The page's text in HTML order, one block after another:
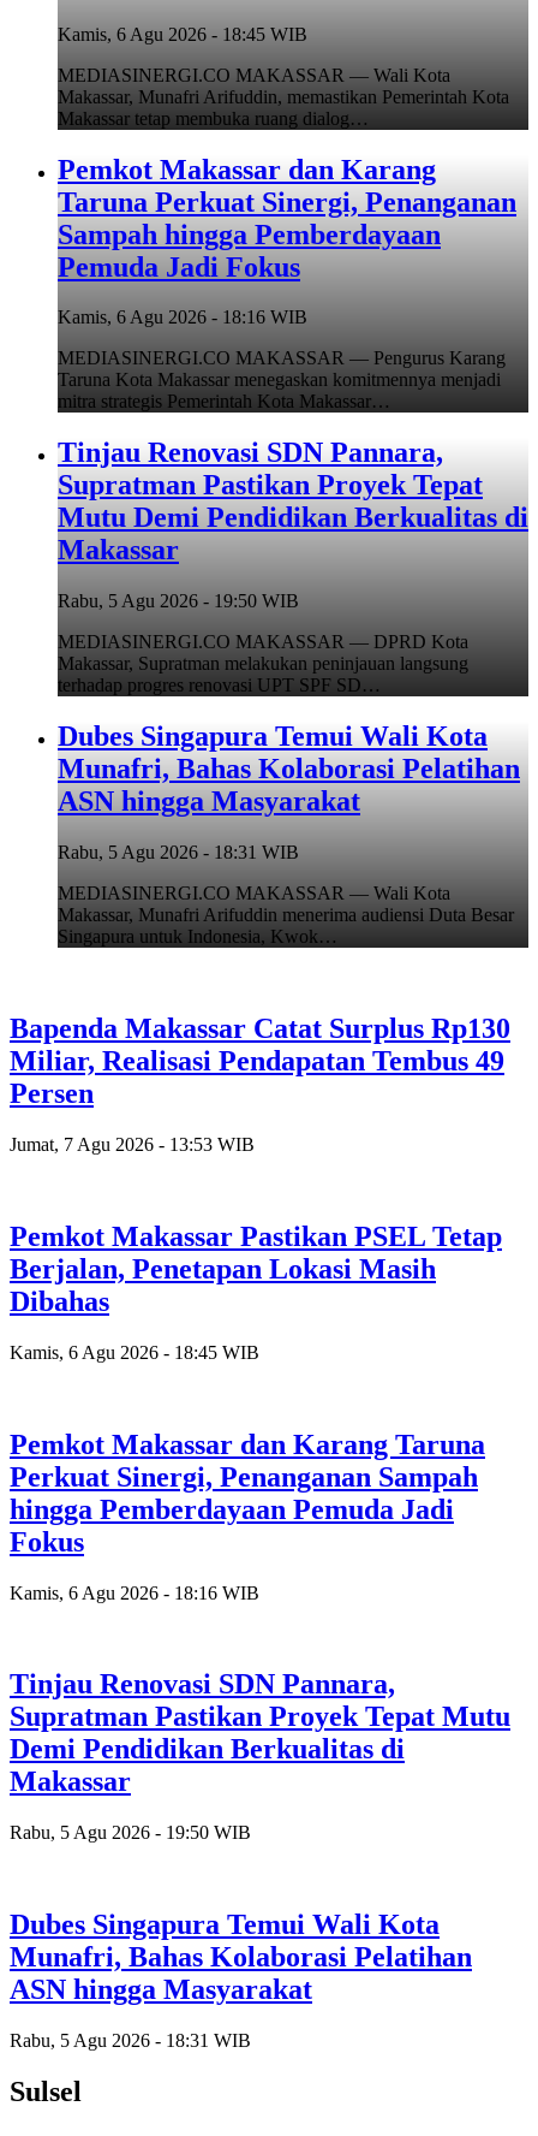
Kamis, 6 Agu 2026 - 18:45 WIB
MEDIASINERGI.CO MAKASSAR — Wali Kota
Makassar, Munafri Arifuddin, memastikan Pemerintah Kota
Makassar tetap membuka ruang dialog…
Pemkot Makassar dan Karang
Taruna Perkuat Sinergi, Penanganan
Sampah hingga Pemberdayaan
Pemuda Jadi Fokus
Kamis, 6 Agu 2026 - 18:16 WIB
MEDIASINERGI.CO MAKASSAR — Pengurus Karang
Taruna Kota Makassar menegaskan komitmennya menjadi
mitra strategis Pemerintah Kota Makassar…
Tinjau Renovasi SDN Pannara,
Supratman Pastikan Proyek Tepat
Mutu Demi Pendidikan Berkualitas di
Makassar
Rabu, 5 Agu 2026 - 19:50 WIB
MEDIASINERGI.CO MAKASSAR — DPRD Kota
Makassar, Supratman melakukan peninjauan langsung
terhadap progres renovasi UPT SPF SD…
Dubes Singapura Temui Wali Kota
Munafri, Bahas Kolaborasi Pelatihan
ASN hingga Masyarakat
Rabu, 5 Agu 2026 - 18:31 WIB
MEDIASINERGI.CO MAKASSAR — Wali Kota
Makassar, Munafri Arifuddin menerima audiensi Duta Besar
Singapura untuk Indonesia, Kwok…
Bapenda Makassar Catat Surplus Rp130
Miliar, Realisasi Pendapatan Tembus 49
Persen
Jumat, 7 Agu 2026 - 13:53 WIB
Pemkot Makassar Pastikan PSEL Tetap
Berjalan, Penetapan Lokasi Masih
Dibahas
Kamis, 6 Agu 2026 - 18:45 WIB
Pemkot Makassar dan Karang Taruna
Perkuat Sinergi, Penanganan Sampah
hingga Pemberdayaan Pemuda Jadi
Fokus
Kamis, 6 Agu 2026 - 18:16 WIB
Tinjau Renovasi SDN Pannara,
Supratman Pastikan Proyek Tepat Mutu
Demi Pendidikan Berkualitas di
Makassar
Rabu, 5 Agu 2026 - 19:50 WIB
Dubes Singapura Temui Wali Kota
Munafri, Bahas Kolaborasi Pelatihan
ASN hingga Masyarakat
Rabu, 5 Agu 2026 - 18:31 WIB
Sulsel